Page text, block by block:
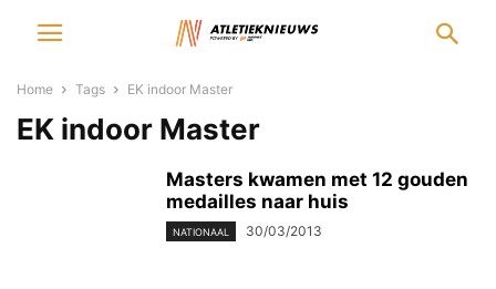
Home Tags EK indoor Master
EK indoor Master
Masters kwamen met 12 gouden
medailles naar huis
NATIONAAL 30/03/2013